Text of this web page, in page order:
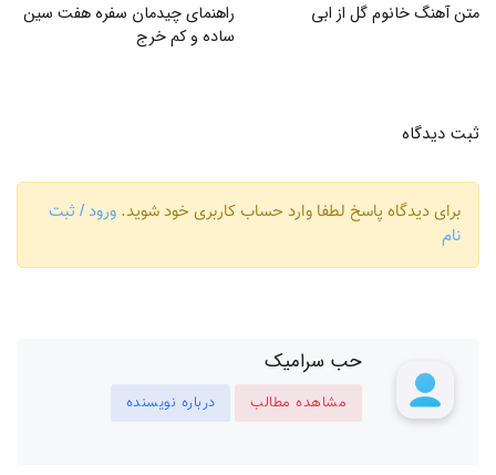
متن آهنگ خانوم گل از ابی
راهنمای چیدمان سفره هفت سین
ساده و کم خرج
ثبت دیدگاه
برای دیدگاه پاسخ لطفا وارد حساب کاربری خود شوید. ورود / ثبت
نام
حب سرامیک
مشاهده مطالب درباره نویسنده